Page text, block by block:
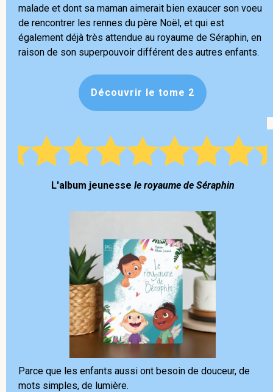
malade et dont sa maman aimerait bien exaucer son voeu
de rencontrer les rennes du père Noël, et qui est
également déjà très attendue au royaume de Séraphin, en
raison de son superpouvoir différent des autres enfants.
Découvrir le tome 2
L'album jeunesse le royaume de Séraphin
Parce que les enfants aussi ont besoin de douceur, de
mots simples, de lumière.